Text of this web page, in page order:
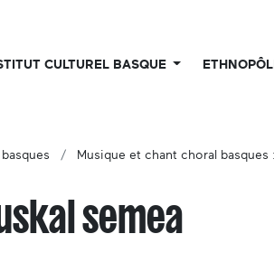
CULTUREL BASQUE
Musique et chant choral
semea